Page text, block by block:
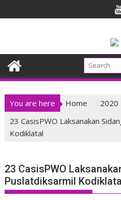
to
You are here Home 2020
23 CasisPWO Laksanakan
Kodiklatal
23 CasisPWO
Puslatdiksarmil